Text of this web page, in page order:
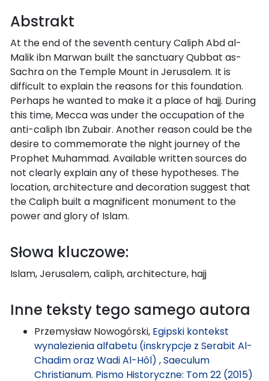
Abstrakt
At the end of the seventh century Caliph Abd al-
Malik ibn Marwan built the sanctuary Qubbat as-
Sachra on the Temple Mount in Jerusalem. It is
difficult to explain the reasons for this foundation.
Perhaps he wanted to make it a place of hajj. During
this time, Mecca was under the occupation of the
anti-caliph Ibn Zubair. Another reason could be the
desire to commemorate the night journey of the
Prophet Muhammad. Available written sources do
not clearly explain any of these hypotheses. The
location, architecture and decoration suggest that
the Caliph built a magnificent monument to the
power and glory of Islam.
Słowa kluczowe:
Islam, Jerusalem, caliph, architecture, hajj
Inne teksty tego samego autora
Przemysław Nowogórski, Egipski kontekst
wynalezienia alfabetu (inskrypcje z Serabit Al-
Chadim oraz Wadi Al-Hôl) ,Saeculum
Christianum. Pismo Historyczne: Tom 22 (2015)